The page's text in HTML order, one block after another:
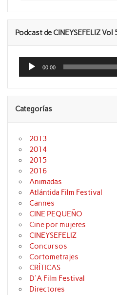
Podcast de CINEYSEFELIZ
Reproductor
audio
00:00
Categorías
2013
2014
2015
2016
Animadas
Atlántida Film Festival
Cannes
CINE PEQUEÑO
Cine por mujeres
CINEYSEFELIZ
Concursos
Cortometrajes
CRÍTICAS
D'A Film Festival
Directores